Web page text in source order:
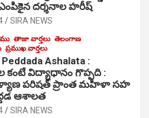
దర్శనాల హరీష్
SIRA NEWS
తాజా వార్తలు తెలంగాణ
ప్రముఖ వార్తలు
Ashalata :
విద్యాధానం గొప్పది :
పరిషత్ ప్రాంత మహిళా సహ
ఆశాలత
SIRA NEWS